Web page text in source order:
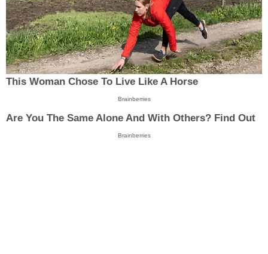
This Woman Chose To Live Like A Horse
Brainberries
Are You The Same Alone And With Others? Find Out
Brainberries